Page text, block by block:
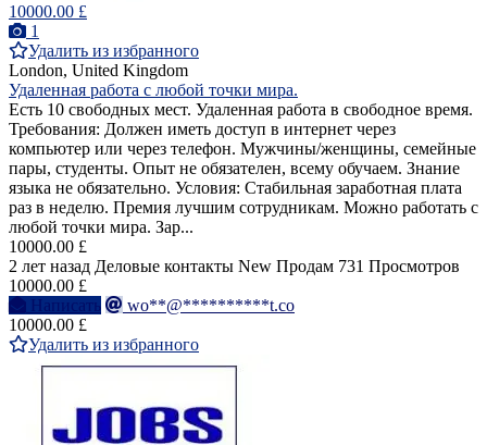
10000.00 £
1
Удалить из избранного
London, United Kingdom
Удаленная работа с любой точки мира.
Есть 10 свободных мест. Удаленная работа в свободное время.
Требования: Должен иметь доступ в интернет через
компьютер или через телефон. Мужчины/женщины, семейные
пары, студенты. Опыт не обязателен, всему обучаем. Знание
языка не обязательно. Условия: Стабильная заработная плата
раз в неделю. Премия лучшим сотрудникам. Можно работать с
любой точки мира. Зар...
10000.00 £
2 лет назад Деловые контакты New Продам 731 Просмотров
10000.00 £
Написать
wo**@**********t.co
10000.00 £
Удалить из избранного